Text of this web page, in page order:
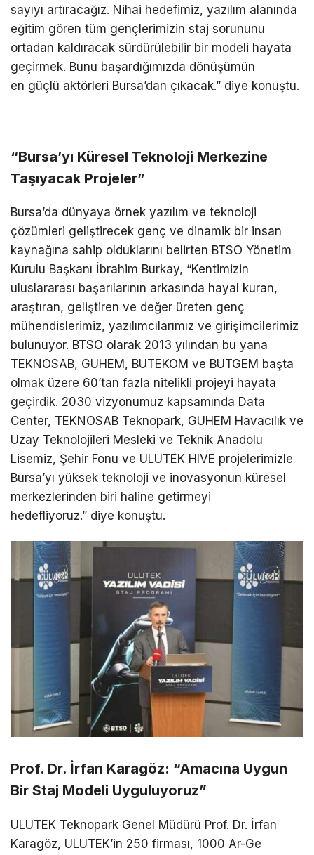
sayıyı artıracağız. Nihai hedefimiz, yazılım alanında
eğitim gören tüm gençlerimizin staj sorununu
ortadan kaldıracak sürdürülebilir bir modeli hayata
geçirmek. Bunu başardığımızda dönüşümün
en güçlü aktörleri Bursa’dan çıkacak.” diye konuştu.
“Bursa’yı Küresel Teknoloji Merkezine
Taşıyacak Projeler”
Bursa’da dünyaya örnek yazılım ve teknoloji
çözümleri geliştirecek genç ve dinamik bir insan
kaynağına sahip olduklarını belirten BTSO Yönetim
Kurulu Başkanı İbrahim Burkay, “Kentimizin
uluslararası başarılarının arkasında hayal kuran,
araştıran, geliştiren ve değer üreten genç
mühendislerimiz, yazılımcılarımız ve girişimcilerimiz
bulunuyor. BTSO olarak 2013 yılından bu yana
TEKNOSAB, GUHEM, BUTEKOM ve BUTGEM başta
olmak üzere 60’tan fazla nitelikli projeyi hayata
geçirdik. 2030 vizyonumuz kapsamında Data
Center, TEKNOSAB Teknopark, GUHEM Havacılık ve
Uzay Teknolojileri Mesleki ve Teknik Anadolu
Lisemiz, Şehir Fonu ve ULUTEK HIVE projelerimizle
Bursa’yı yüksek teknoloji ve inovasyonun küresel
merkezlerinden biri haline getirmeyi
hedefliyoruz.” diye konuştu.
Prof. Dr. İrfan Karagöz: “Amacına Uygun
Bir Staj Modeli Uyguluyoruz”
ULUTEK Teknopark Genel Müdürü Prof. Dr. İrfan
Karagöz, ULUTEK’in 250 firması, 1000 Ar-Ge